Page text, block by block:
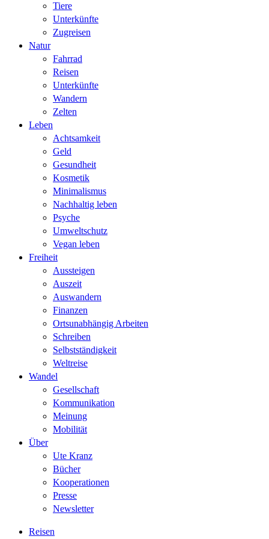
Tiere
Unterkünfte
Zugreisen
Natur
Fahrrad
Reisen
Unterkünfte
Wandern
Zelten
Leben
Achtsamkeit
Geld
Gesundheit
Kosmetik
Minimalismus
Nachhaltig leben
Psyche
Umweltschutz
Vegan leben
Freiheit
Aussteigen
Auszeit
Auswandern
Finanzen
Ortsunabhängig Arbeiten
Schreiben
Selbstständigkeit
Weltreise
Wandel
Gesellschaft
Kommunikation
Meinung
Mobilität
Über
Ute Kranz
Bücher
Kooperationen
Presse
Newsletter
Reisen